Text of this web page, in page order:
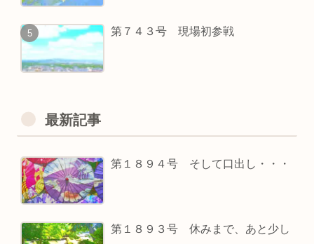
第７４３号 現場初参戦
最新記事
第１８９４号 そして口出し・・・
第１８９３号 休みまで、あと少し